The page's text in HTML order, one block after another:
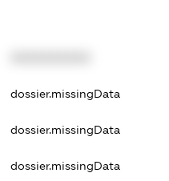
dossier.missingData
dossier.missingData
dossier.missingData